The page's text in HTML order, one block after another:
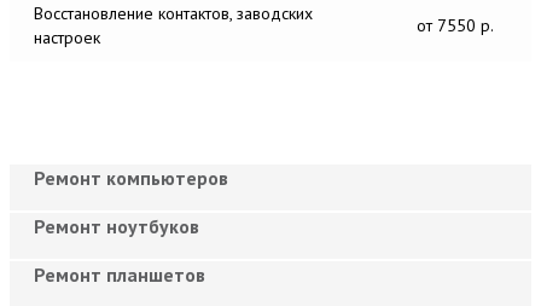
Восстановление контактов, заводских
настроек
от 7550 р.
Ремонт компьютеров
Ремонт ноутбуков
Ремонт планшетов